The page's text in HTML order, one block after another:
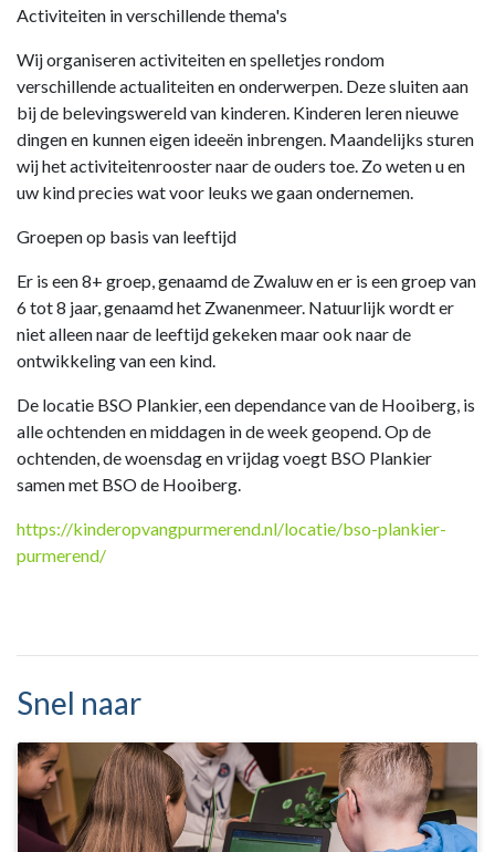
Activiteiten in verschillende thema's
Wij organiseren activiteiten en spelletjes rondom
verschillende actualiteiten en onderwerpen. Deze sluiten aan
bij de belevingswereld van kinderen. Kinderen leren nieuwe
dingen en kunnen eigen ideeën inbrengen. Maandelijks sturen
wij het activiteitenrooster naar de ouders toe. Zo weten u en
uw kind precies wat voor leuks we gaan ondernemen.
Groepen op basis van leeftijd
Er is een 8+ groep, genaamd de Zwaluw en er is een groep van
6 tot 8 jaar, genaamd het Zwanenmeer. Natuurlijk wordt er
niet alleen naar de leeftijd gekeken maar ook naar de
ontwikkeling van een kind.
De locatie BSO Plankier, een dependance van de Hooiberg, is
alle ochtenden en middagen in de week geopend. Op de
ochtenden, de woensdag en vrijdag voegt BSO Plankier
samen met BSO de Hooiberg.
https://kinderopvangpurmerend.nl/locatie/bso-plankier-
purmerend/
Snel naar